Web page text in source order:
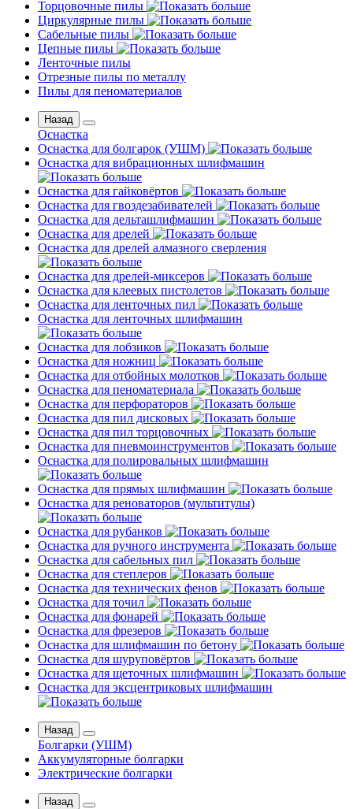
Торцовочные пилы
Циркулярные пилы
Сабельные пилы
Цепные пилы
Ленточные пилы
Отрезные пилы по металлу
Пилы для пеноматериалов
Назад
Оснастка
Оснастка для болгарок (УШМ)
Оснастка для вибрационных шлифмашин
Оснастка для гайковёртов
Оснастка для гвоздезабивателей
Оснастка для дельташлифмашин
Оснастка для дрелей
Оснастка для дрелей алмазного сверления
Оснастка для дрелей-миксеров
Оснастка для клеевых пистолетов
Оснастка для ленточных пил
Оснастка для ленточных шлифмашин
Оснастка для лобзиков
Оснастка для ножниц
Оснастка для отбойных молотков
Оснастка для пеноматериала
Оснастка для перфораторов
Оснастка для пил дисковых
Оснастка для пил торцовочных
Оснастка для пневмоинструментов
Оснастка для полировальных шлифмашин
Оснастка для прямых шлифмашин
Оснастка для реноваторов (мультитулы)
Оснастка для рубанков
Оснастка для ручного инструмента
Оснастка для сабельных пил
Оснастка для степлеров
Оснастка для технических фенов
Оснастка для точил
Оснастка для фонарей
Оснастка для фрезеров
Оснастка для шлифмашин по бетону
Оснастка для шуруповёртов
Оснастка для щеточных шлифмашин
Оснастка для эксцентриковых шлифмашин
Назад
Болгарки (УШМ)
Аккумуляторные болгарки
Электрические болгарки
Назад